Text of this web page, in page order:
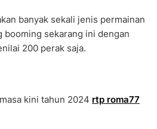
banyak sekali jenis permainan
booming sekarang ini dengan
200 perak saja.
kini tahun 2024 rtp roma77